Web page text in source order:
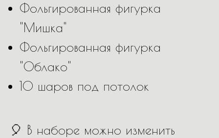
Фольгированная фигурка
"Мишка"
Фольгированная фигурка
"Облако"
10 шаров под потолок
🎈 В наборе можно изменить